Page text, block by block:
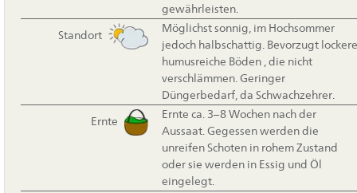
gewährleisten.
Standort
Möglichst sonnig, im Hochsommer
jedoch halbschattig. Bevorzugt
humusreiche Böden , die nicht
verschlämmen. Geringer
Düngerbedarf, da Schwachzehrer.
Ernte
Ernte ca. 3–8 Wochen nach der
Aussaat. Gegessen werden die
unreifen Schoten in rohem Zustand
oder sie werden in Essig und Öl
eingelegt.